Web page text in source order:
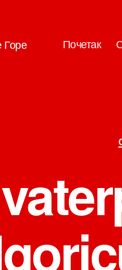
Горе Почетак